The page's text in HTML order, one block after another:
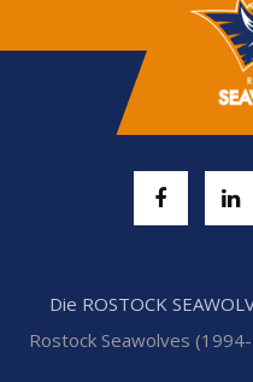
Die ROSTOCK
Rostock Seawolves